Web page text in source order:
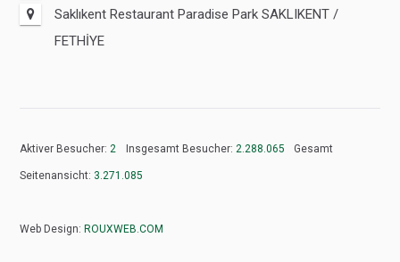
Saklıkent Restaurant Paradise Park SAKLIKENT /
FETHİYE
Aktiver Besucher:2 Insgesamt Besucher: 2.288.065 Gesamt
Seitenansicht: 3.271.085
Web Design: ROUXWEB.COM